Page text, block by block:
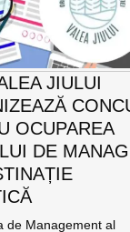
JIULUI
OCUPAREA
DE
de Management al